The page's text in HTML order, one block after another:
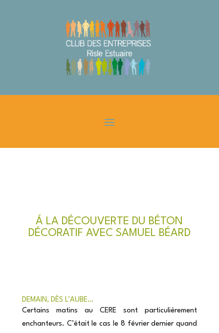
Á LA DÉCOUVERTE DU BÉTON
DÉCORATIF AVEC SAMUEL BÉARD
DEMAIN, DÈS L’AUBE…
Certains matins au CERE sont particulièrement
enchanteurs. C’était le cas le 8 février dernier quand